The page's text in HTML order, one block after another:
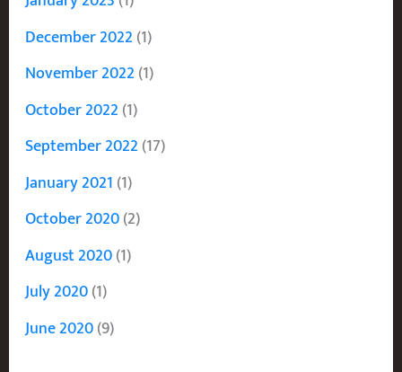
December 2022 (1)
November 2022 (1)
October 2022 (1)
September 2022 (17)
January 2021 (1)
October 2020(2)
August 2020(1)
July 2020(1)
June 2020(9)